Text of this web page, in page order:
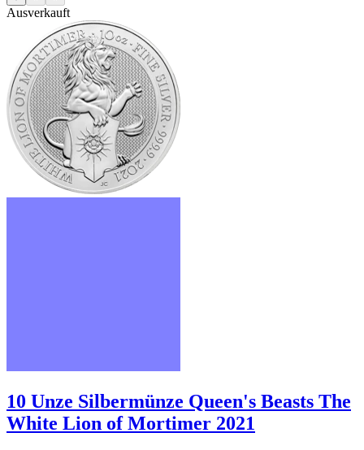
Ausverkauft
10 Unze Silbermünze Queen's Beasts The
White Lion of Mortimer 2021